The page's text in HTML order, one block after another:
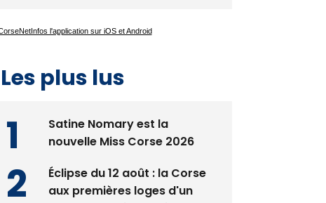
nouvelle Miss Corse 2026